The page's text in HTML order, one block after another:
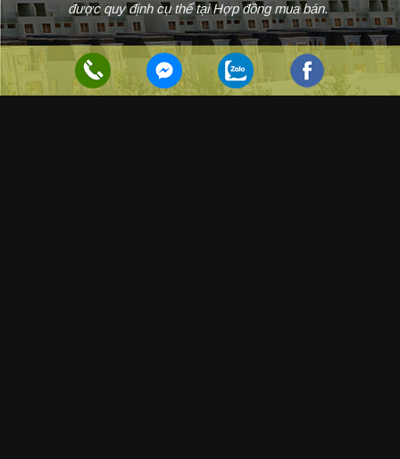
được quy định cụ thể tại Hợp đồng mua bán.